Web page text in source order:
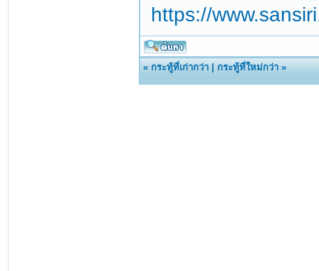
https://
«กระทู้ที่เก่ากว่า |กระทู้ที่ใหม่กว่า »